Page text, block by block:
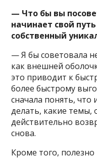
— Что бы вы
начинает свой
собственный
— Я бы советовала
как внешней
это приводит к
более быстрому
сначала понять,
делать, какие темы,
действительно
снова.
Кроме того, полезно